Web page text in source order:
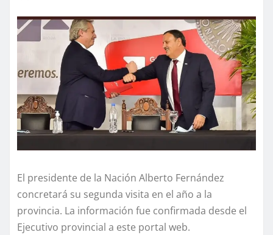
El presidente de la Nación Alberto Fernández
concretará su segunda visita en el año a la
provincia. La información fue confirmada desde el
Ejecutivo provincial a este portal web.